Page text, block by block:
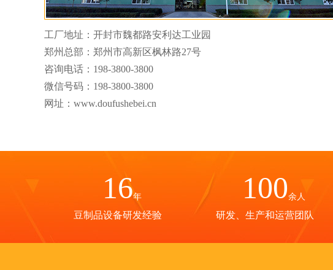
工厂地址：开封市魏都路安利达工业园
郑州总部：郑州市高新区枫林路27号
咨询电话： 198-3800-3800
微信号码： 198-3800-3800
网址：www.doufushebei.cn
16年
豆制品设备研发经验
100余人
研发、生产和运营团队